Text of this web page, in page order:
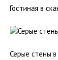
Гостиная в
Серые стены